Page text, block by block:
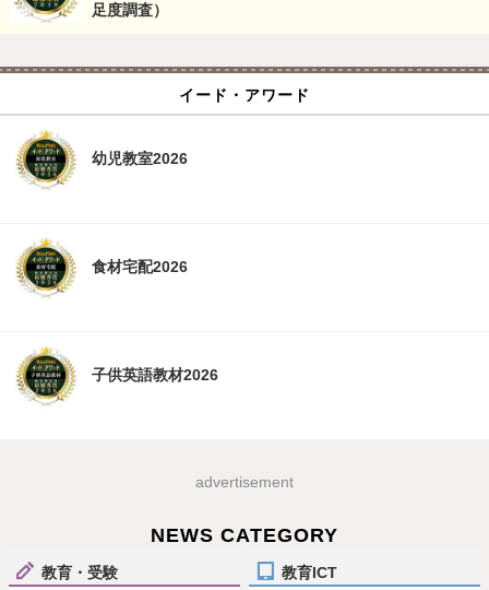
足度調査）
イード・アワード
幼児教室2026
食材宅配2026
子供英語教材2026
advertisement
NEWS CATEGORY
教育・受験 教育ICT